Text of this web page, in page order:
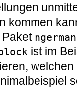
kommen
Paket ngerman
ist im